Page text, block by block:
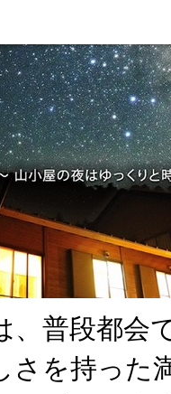
、普段都会
さを持った